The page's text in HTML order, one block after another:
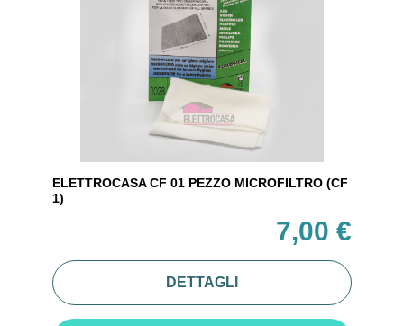
ELETTROCASA CF 01 PEZZO MICROFILTRO (CF
1)
7,00 €
DETTAGLI